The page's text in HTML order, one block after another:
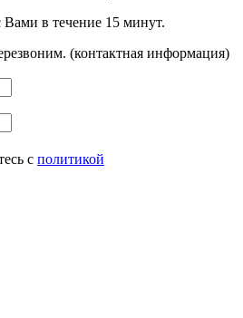
в течение 15 минут.
(контактная информация)
с политикой